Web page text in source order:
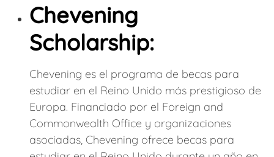
Chevening
Scholarship:
Chevening es el programa de becas para
estudiar en el Reino Unido más prestigioso de
Europa. Financiado por el Foreign and
Commonwealth Office y organizaciones
asociadas, Chevening ofrece becas para